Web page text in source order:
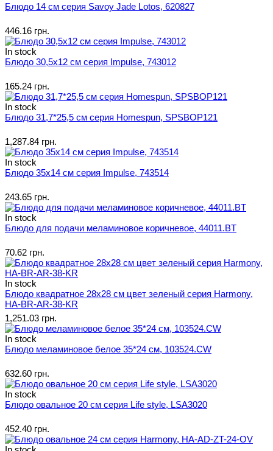
Блюдо 14 см серия Savoy Jade Lotos, 620827
446.16 грн.
In stock
Блюдо 30,5х12 см серия Impulse, 743012
165.24 грн.
In stock
Блюдо 31,7*25,5 см серия Homespun, SPSBOP121
1,287.84 грн.
In stock
Блюдо 35х14 см серия Impulse, 743514
243.65 грн.
In stock
Блюдо для подачи меламиновое коричневое, 44011.BT
70.62 грн.
In stock
Блюдо квадратное 28х28 см цвет зеленый серия Harmony,
HA-BR-AR-38-KR
1,251.03 грн.
In stock
Блюдо меламиновое белое 35*24 см, 103524.CW
632.60 грн.
In stock
Блюдо овальное 20 см серия Life style, LSA3020
452.40 грн.